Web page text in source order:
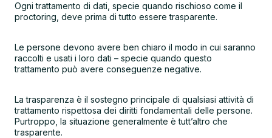
Ogni trattamento di dati, specie quando rischioso come il
proctoring, deve prima di tutto essere trasparente.
Le persone devono avere ben chiaro il modo in cui saranno
raccolti e usati i loro dati – specie quando questo
trattamento può avere conseguenze negative.
La trasparenza è il sostegno principale di qualsiasi attività di
trattamento rispettosa dei diritti fondamentali delle persone.
Purtroppo, la situazione generalmente è tutt’altro che
trasparente.